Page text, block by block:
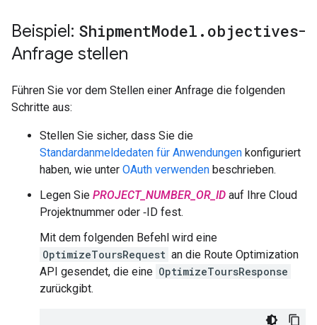
Beispiel: ShipmentModel . objectives-
Anfrage stellen
Führen Sie vor dem Stellen einer Anfrage die folgenden
Schritte aus:
Stellen Sie sicher, dass Sie die
Standardanmeldedaten für Anwendungen konfiguriert
haben, wie unter OAuth verwenden beschrieben.
Legen Sie PROJECT_NUMBER_OR_ID auf Ihre Cloud
Projektnummer oder ‑ID fest.
Mit dem folgenden Befehl wird eine
OptimizeToursRequest an die Route Optimization
API gesendet, die eine OptimizeToursResponse
zurückgibt.